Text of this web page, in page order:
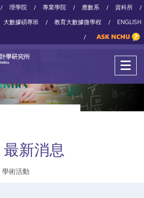
/ 理學院 / 專業學院 / 應數系 / 資科所
/
大數據碩專班 / 教育大數據微學程 /
ENGLISH
/
最新消息
學術活動